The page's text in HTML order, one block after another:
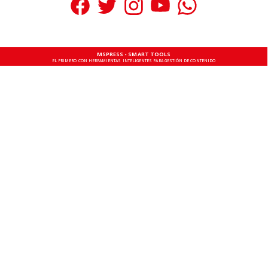
MSPRESS - SMART TOOLS
EL PRIMERO CON HERRAMIENTAS INTELIGENTES PARA GESTIÓN DE CONTENIDO